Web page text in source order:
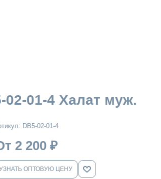
02-01-4 Халат муж.
DB5-02-01-4
2 200 ₽
ОПТОВУЮ ЦЕНУ